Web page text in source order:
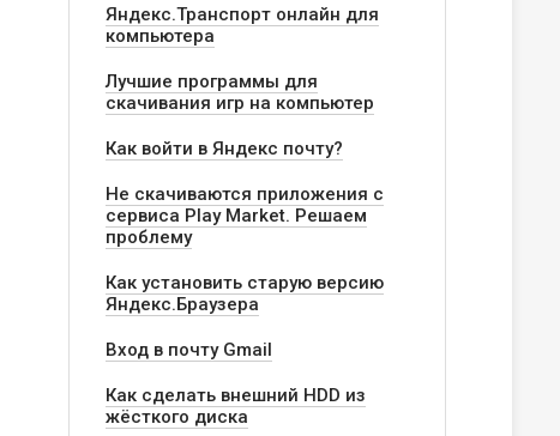
Яндекс.Транспорт онлайн для
компьютера
Лучшие программы для
скачивания игр на компьютер
Как войти в Яндекс почту?
Не скачиваются приложения с
сервиса Play Market. Решаем
проблему
Как установить старую версию
Яндекс.Браузера
Вход в почту Gmail
Как сделать внешний HDD из
жёсткого диска